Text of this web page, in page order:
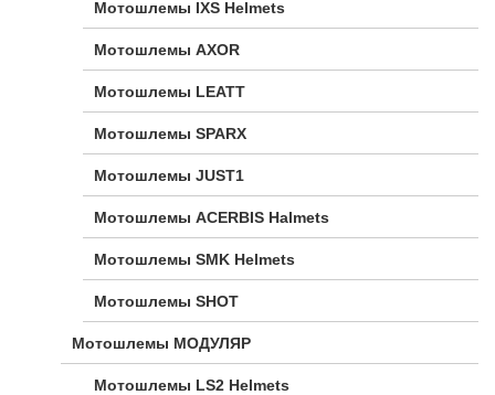
Мотошлемы IXS Helmets
Мотошлемы AXOR
Мотошлемы LEATT
Мотошлемы SPARX
Мотошлемы JUST1
Мотошлемы ACERBIS Halmets
Мотошлемы SMK Helmets
Мотошлемы SHOT
Мотошлемы МОДУЛЯР
Мотошлемы LS2 Helmets